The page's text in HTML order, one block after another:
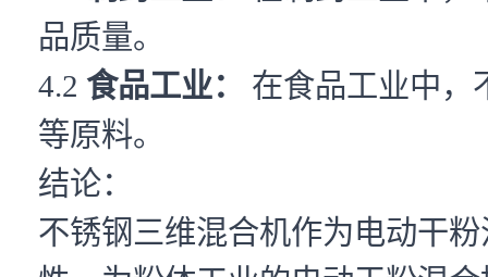
品质量。
4.2 食品工业：
在食品工业中，
等原料。
结论：
不锈钢三维混合机作为电动干